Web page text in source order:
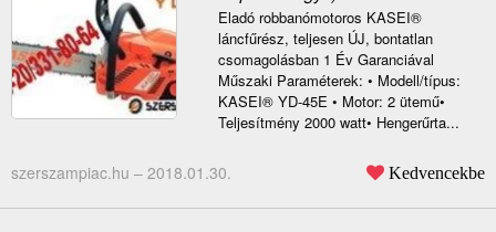
Eladó robbanómotoros KASEI®
láncfűrész, teljesen ÚJ, bontatlan
csomagolásban 1 Év Garanciával
Műszaki Paraméterek: • Modell/típus:
KASEI® YD-45E • Motor: 2 ütemű•
Teljesítmény 2000 watt• Hengerűrta...
szerszampiac.hu – 2018.01.30. Kedvencekbe